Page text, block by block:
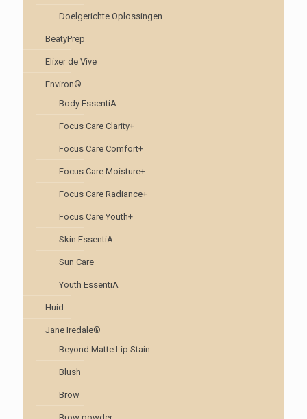
Doelgerichte Oplossingen
BeatyPrep
Elixer de Vive
Environ®
Body EssentiA
Focus Care Clarity+
Focus Care Comfort+
Focus Care Moisture+
Focus Care Radiance+
Focus Care Youth+
Skin EssentiA
Sun Care
Youth EssentiA
Huid
Jane Iredale®
Beyond Matte Lip Stain
Blush
Brow